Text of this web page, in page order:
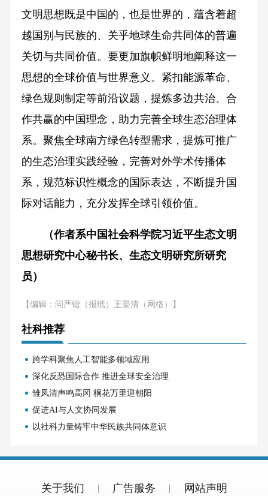
文明思想既是中国的，也是世界的，蕴含着超
越国别与民族的、关乎地球生命共同体的普遍
关切与共同价值。要更加旗帜鲜明地阐释这一
思想的全球价值与世界意义。紧扣能源革命、
绿色规则制定等前沿议题，提炼多边共治、合
作共赢的中国理念，助力完善全球生态治理体
系。聚焦全球南方绿色转型需求，提炼可推广
的生态治理实践经验，完善对外学术传播体
系，规范标识性概念的国际表达，不断提升国
际对话能力，充分发挥全球引领价值。
（作者系中国社会科学院习近平生态文明
思想研究中心秘书长、生态文明研究所研究
员）
【编辑：问严锴（报纸）王晏清（网络）】
社科推荐
跨学科聚焦人工智能多领域应用
深化反恐国际合作 推进全球安全治理
雏凤清声鸣高冈 桐花万里迎朝阳
促进AI与人文协同发展
以社科力量铸牢中华民族共同体意识
关于我们 广告服务 网站声明